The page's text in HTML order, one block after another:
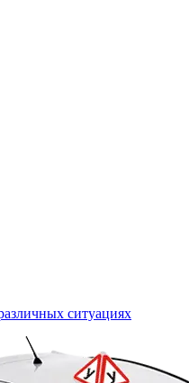
ситуациях